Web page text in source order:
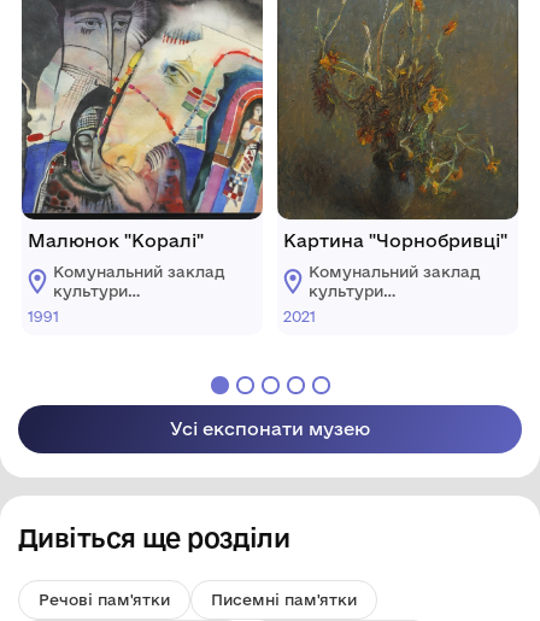
Малюнок "Коралі"
Комунальний заклад
культури
"Хмельницький
1991
Картина "Чорнобривці"
Комунальний заклад
культури
"Хмельницький
2021
Усі експонати музею
Дивіться ще розділи
Речові пам'ятки Писемні пам'ятки